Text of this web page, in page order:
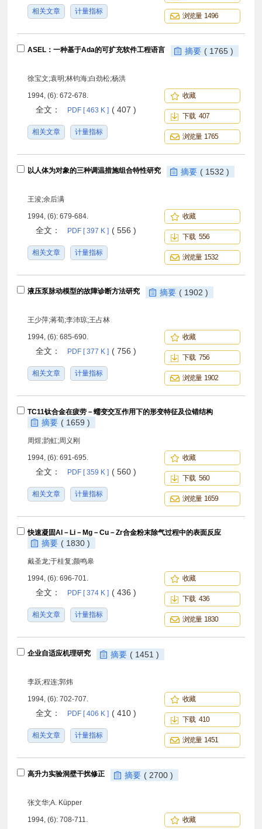
相关文章 计量指标
浏览量 1496
ASEL：一种基于Ada的可扩充软件工程语言 摘要 ( 1765 )
徐宝文;袁明;林钧海;白劲松;杨洪
1994, (6): 672-678.
全文： PDF [ 463 K ] ( 407 )
相关文章 计量指标
收藏
下载 407
浏览量 1765
以人体为对象的三种调温措施组合特性研究 摘要 ( 1532 )
王浚;余后满
1994, (6): 679-684.
全文： PDF [ 397 K ] ( 556 )
相关文章 计量指标
收藏
下载 556
浏览量 1532
液压泵脉动模型的故障诊断方法研究 摘要 ( 1902 )
王少萍;蒋荀;李沛琼;王占林
1994, (6): 685-690.
全文： PDF [ 377 K ] ( 756 )
相关文章 计量指标
收藏
下载 756
浏览量 1902
TC11钛合金在疲劳－蠕变交互作用下的形变特征及位错结构
摘要 ( 1659 )
周煜;韵虹;周义刚
1994, (6): 691-695.
全文： PDF [ 359 K ] ( 560 )
相关文章 计量指标
收藏
下载 560
浏览量 1659
快速凝固Al－Li－Mg－Cu－Zr合金粉末除气过程中的表面反应
摘要 ( 1830 )
戴圣龙;于桂复;颜鸣皋
1994, (6): 696-701.
全文： PDF [ 374 K ] ( 436 )
相关文章 计量指标
收藏
下载 436
浏览量 1830
企业自适应机理研究 摘要 ( 1451 )
李跃;程连;郭炜
1994, (6): 702-707.
全文： PDF [ 406 K ] ( 410 )
相关文章 计量指标
收藏
下载 410
浏览量 1451
高升力实验洞壁干扰修正 摘要 ( 2700 )
张文华;A. Küpper
1994, (6): 708-711. 收藏